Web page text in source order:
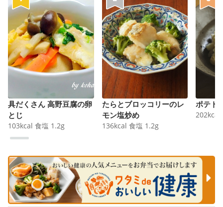
具だくさん 高野豆腐の卵
とじ
103kcal 食塩 1.2g
たらとブロッコリーのレ
モン塩炒め
136kcal 食塩 1.2g
ポテト
202kcal